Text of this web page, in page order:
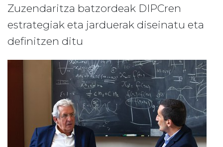
Zuzendaritza batzordeak DIPCren
estrategiak eta jarduerak diseinatu eta
definitzen ditu